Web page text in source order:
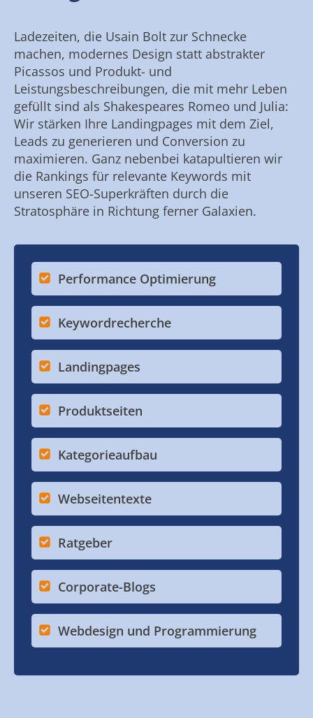
Ladezeiten, die Usain Bolt zur Schnecke
machen, modernes Design statt abstrakter
Picassos und Produkt- und
Leistungsbeschreibungen, die mit mehr Leben
gefüllt sind als Shakespeares Romeo und Julia:
Wir stärken Ihre Landingpages mit dem Ziel,
Leads zu generieren und Conversion zu
maximieren. Ganz nebenbei katapultieren wir
die Rankings für relevante Keywords mit
unseren SEO-Superkräften durch die
Stratosphäre in Richtung ferner Galaxien.
Performance Optimierung
Keywordrecherche
Landingpages
Produktseiten
Kategorieaufbau
Webseitentexte
Ratgeber
Corporate-Blogs
Webdesign und Programmierung